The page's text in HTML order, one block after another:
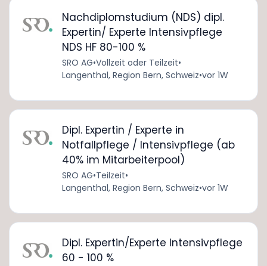
Nachdiplomstudium (NDS) dipl.
Expertin/ Experte Intensivpflege
NDS HF 80-100 %
SRO AG•Vollzeit oder Teilzeit•
Langenthal, Region Bern, Schweiz•vor 1W
Dipl. Expertin / Experte in
Notfallpflege / Intensivpflege (ab
40% im Mitarbeiterpool)
SRO AG•Teilzeit•
Langenthal, Region Bern, Schweiz•vor 1W
Dipl. Expertin/Experte Intensivpflege
60 - 100 %